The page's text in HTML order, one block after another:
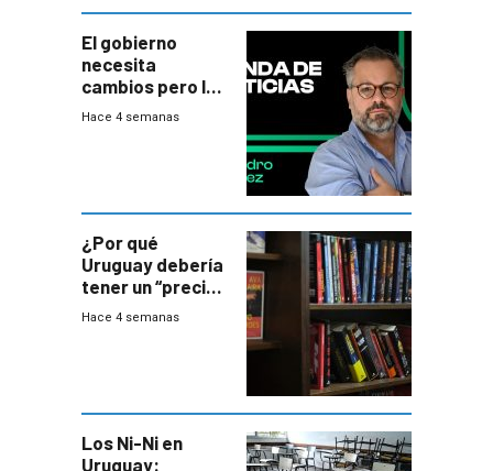
El gobierno
necesita
cambios pero los
ministros tienen
Hace 4 semanas
¿Por qué
Uruguay debería
tener un “precio
único” en los
Hace 4 semanas
Los Ni-Ni en
Uruguay: